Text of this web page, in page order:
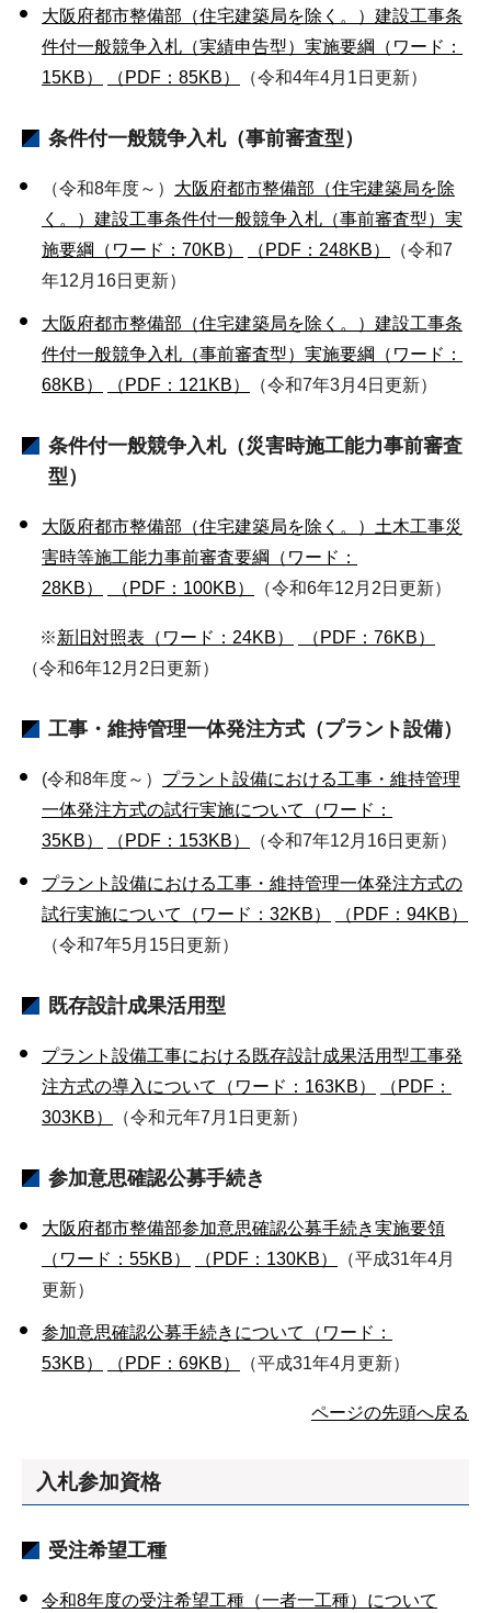
大阪府都市整備部（住宅建築局を除く。）建設工事条
件付一般競争入札（実績申告型）実施要綱（ワード：
15KB）
（PDF：85KB） （令和4年4月1日更新）
条件付一般競争入札（事前審査型）
（令和8年度～） 大阪府都市整備部（住宅建築局を除
く。）建設工事条件付一般競争入札（事前審査型）実
施要綱（ワード：70KB）
（PDF：248KB）
（令和7
年12月16日更新）
大阪府都市整備部（住宅建築局を除く。）建設工事条
件付一般競争入札（事前審査型）実施要綱（ワード：
68KB）
（PDF：121KB） （令和7年3月4日更新）
条件付一般競争入札（災害時施工能力事前審査
型）
大阪府都市整備部（住宅建築局を除く。）土木工事災
害時等施工能力事前審査要綱（ワード：
28KB）
（PDF：100KB） （令和6年12月2日更新）
※新旧対照表（ワード：24KB）
（PDF：76KB）
（令和6年12月2日更新）
工事・維持管理一体発注方式（プラント設備）
(令和8年度～） プラント設備における工事・維持管理
一体発注方式の試行実施について（ワード：
35KB）
（PDF：153KB） （令和7年12月16日更新）
プラント設備における工事・維持管理一体発注方式の
試行実施について（ワード：32KB）
（PDF：94KB）
（令和7年5月15日更新）
既存設計成果活用型
プラント設備工事における既存設計成果活用型工事発
注方式の導入について（ワード：163KB）
（PDF：
303KB）
（令和元年7月1日更新）
参加意思確認公募手続き
大阪府都市整備部参加意思確認公募手続き実施要領
（ワード：55KB）
（PDF：130KB）
（平成31年4月
更新）
参加意思確認公募手続きについて（ワード：
53KB）
（PDF：69KB） （平成31年4月更新）
ページの先頭へ戻る
入札参加資格
受注希望工種
令和8年度の受注希望工種（一者一工種）について